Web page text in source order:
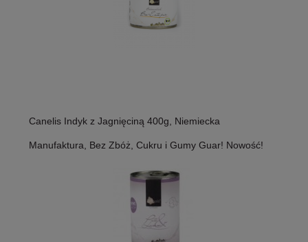
Canelis Indyk z Jagnięciną 400g, Niemiecka
Manufaktura, Bez Zbóż, Cukru i Gumy Guar! Nowość!